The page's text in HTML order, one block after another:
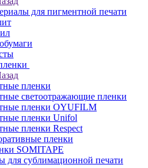
для пигментной печати
пленки
светоотражающие пленки
пленки OYUFILM
пленки Unifol
пленки Respect
пленки
SOMITAPE
для сублимационной печати